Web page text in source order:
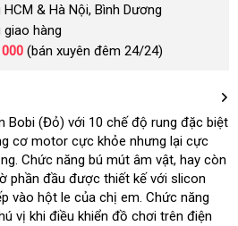
& Hà Nội, Bình Dương
giao hàng
(bán xuyên đêm 24/24)
Bobi (Đỏ) gần
nhất
với 10 chế độ rung cửa
hàng
đặc biệt
cơ motor cực khỏe Đức
nhưng lại cực
trung
tâm
. Chức năng bú mút âm vậtlừa
đảo
, hay còn
phần đầu hướng
dẫn
được thiết kếlắp
đặt
với slicon
vào hột le mini
của chị emtổng
hợp
. Chức năng
vị khi điều khiển đồ chơi trên điện